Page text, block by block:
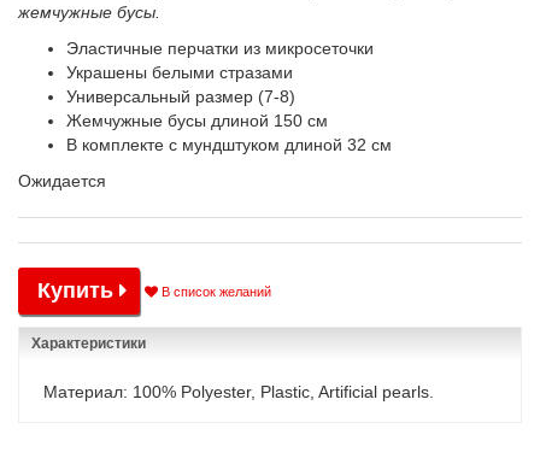
жемчужные бусы.
Эластичные перчатки из микросеточки
Украшены белыми стразами
Универсальный размер (7-8)
Жемчужные бусы длиной 150 см
В комплекте с мундштуком длиной 32 см
Ожидается
Купить В список желаний
Характеристики
Материал: 100% Polyester, Plastic, Artificial pearls.